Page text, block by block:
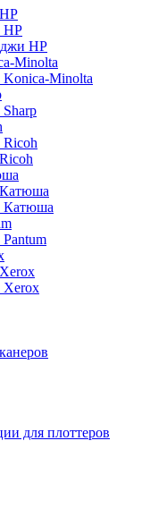
HP
HP
Minolta
Minolta
Катюша
Xerox
для плоттеров